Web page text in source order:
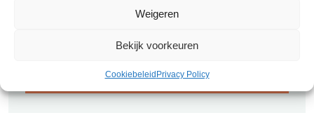
Weigeren
Bekijk voorkeuren
Cookiebeleid Privacy Policy
droomwoning! Neem contact met ons op via telefoon
om u te helpen bij het vinden van uw ideale huis.
Plan een bezichtiging